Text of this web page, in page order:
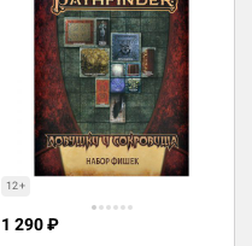
12+
1 290 ₽